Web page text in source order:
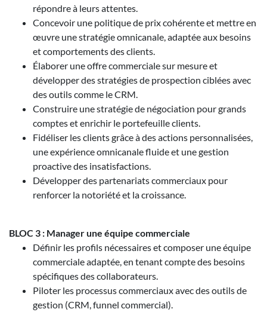
répondre à leurs attentes.
Concevoir une politique de prix cohérente et mettre en
œuvre une stratégie omnicanale, adaptée aux besoins
et comportements des clients.
Élaborer une offre commerciale sur mesure et
développer des stratégies de prospection ciblées avec
des outils comme le CRM.
Construire une stratégie de négociation pour grands
comptes et enrichir le portefeuille clients.
Fidéliser les clients grâce à des actions personnalisées,
une expérience omnicanale fluide et une gestion
proactive des insatisfactions.
Développer des partenariats commerciaux pour
renforcer la notoriété et la croissance.
BLOC 3 : Manager une équipe commerciale
Définir les profils nécessaires et composer une équipe
commerciale adaptée, en tenant compte des besoins
spécifiques des collaborateurs.
Piloter les processus commerciaux avec des outils de
gestion (CRM, funnel commercial).